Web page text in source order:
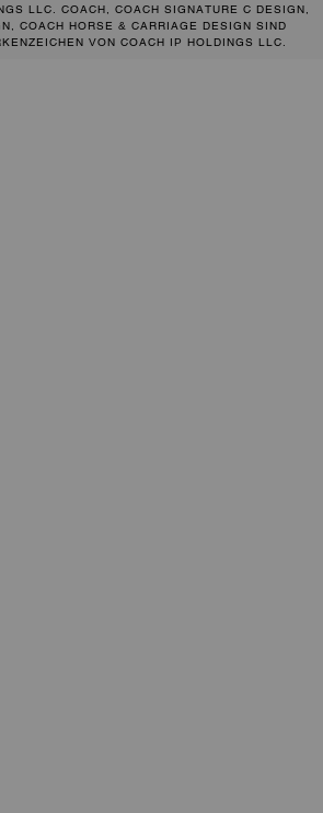
LLC. COACH, COACH SIGNATURE C DESIGN,
COACH HORSE & CARRIAGE DESIGN SIND
VON COACH IP HOLDINGS LLC.